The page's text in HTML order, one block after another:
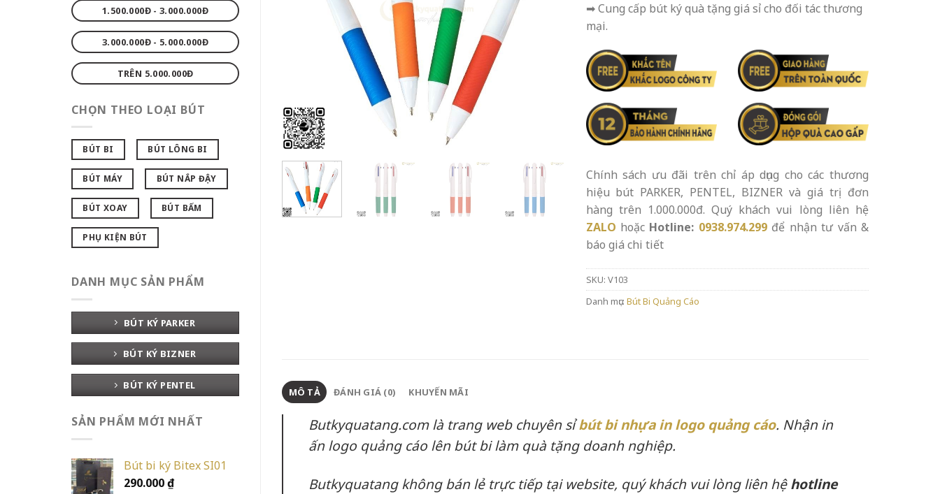
1.500.000Đ - 3.000.000Đ
3.000.000Đ - 5.000.000Đ
TRÊN 5.000.000Đ
CHỌN THEO LOẠI BÚT
BÚT BI BÚT LÔNG BI
BÚT MÁY BÚT NẮP ĐẬY
BÚT XOAY BÚT BẤM
PHỤ KIỆN BÚT
DANH MỤC SẢN PHẨM
BÚT KÝ PARKER
BÚT KÝ BIZNER
BÚT KÝ PENTEL
SẢN PHẨM MỚI NHẤT
Bút bi ký Bitex SI01
290.000₫
➡ Cung cấp bút ký quà tặng giá sỉ cho đối tác thương
mại.
Chính sách ưu đãi trên chỉ áp dụng cho các thương
hiệu bút PARKER, PENTEL, BIZNER và giá trị đơn
hàng trên 1.000.000đ. Quý khách vui lòng liên hệ
ZALO hoặc Hotline: 0938.974.299để nhận tư vấn &
báo giá chi tiết
SKU: V103
Danh mục: Bút Bi Quảng Cáo
MÔ TẢ ĐÁNH GIÁ (0) KHUYẾN MÃI
Butkyquatang.com là trang web chuyên sỉbút bi nhựa in logo quảng cáo. Nhận in
ấn logo quảng cáo lên bút bi làm quà tặng doanh nghiệp.
Butkyquatang không bán lẻ trực tiếp tại website, quý khách vui lòng liên hệhotline